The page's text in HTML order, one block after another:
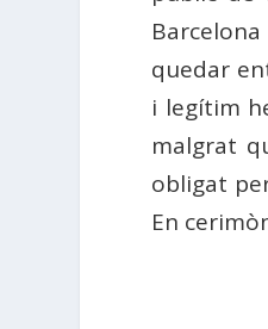
quedar
i legítim
malgrat
obligat
En